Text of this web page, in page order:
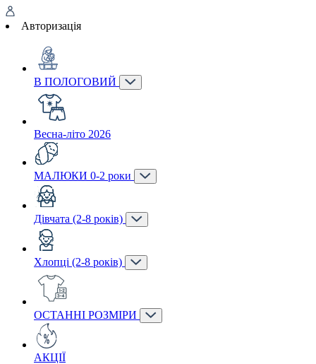
Авторизація
В ПОЛОГОВИЙ
Весна-літо 2026
МАЛЮКИ 0-2 роки
Дівчата (2-8 років)
Хлопці (2-8 років)
ОСТАННІ РОЗМІРИ
АКЦІЇ